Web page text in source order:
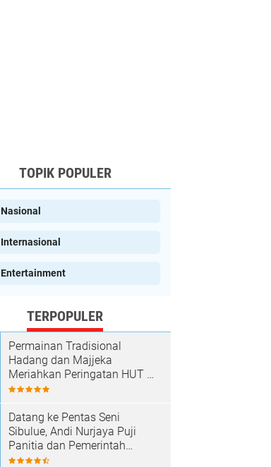
TOPIK POPULER
Nasional
Internasional
Entertainment
TERPOPULER
Permainan Tradisional
Hadang dan Majjeka
Meriahkan Peringatan HUT RI
di Sibulue
Datang ke Pentas Seni
Sibulue, Andi Nurjaya Puji
Panitia dan Pemerintah
Kecamatan